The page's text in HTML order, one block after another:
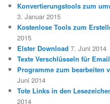
Konvertierungstools zum
3. Januar 2015
Kostenlose Tools zum
2015
Elster Download 7. Juni 2014
Texte Verschlüsseln für
Programme zum bearbeiten
Juni 2014
Tote Links in den
2014